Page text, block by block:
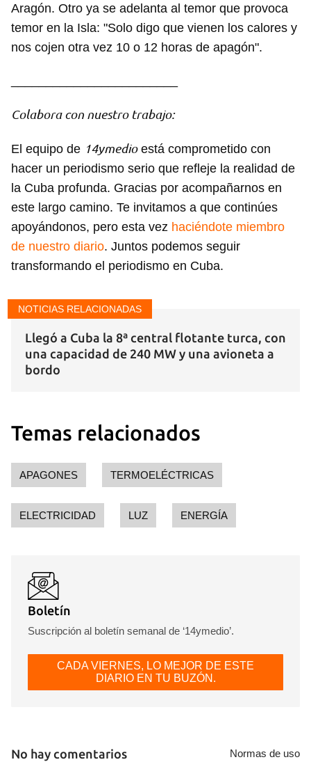
Guardar como favorito
INICIAR SESIÓN
Aragón. Otro ya se adelanta al temor que provoca
temor en la Isla: "Solo digo que vienen los calores y
nos cojen otra vez 10 o 12 horas de apagón".
Colabora con nuestro trabajo:
El equipo de 14ymedioestá comprometido con
hacer un periodismo serio que refleje la realidad de
la Cuba profunda. Gracias por acompañarnos en
este largo camino. Te invitamos a que continúes
apoyándonos, pero esta vez haciéndote miembro
de nuestro diario. Juntos podemos seguir
transformando el periodismo en Cuba.
NOTICIAS RELACIONADAS
Llegó a Cuba la 8ª central flotante turca, con
una capacidad de 240 MW y una avioneta a
bordo
Temas relacionados
APAGONES TERMOELÉCTRICAS
ELECTRICIDAD LUZ ENERGÍA
Boletín
Suscripción al boletín semanal de ‘14ymedio’.
CADA VIERNES, LO MEJOR DE ESTE
DIARIO EN TU BUZÓN.
No hay comentarios Normas de uso